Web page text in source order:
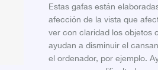
Estas gafas están
afección de la vista que
ver con claridad los objetos
ayudan a disminuir el
el ordenador, por ejemplo.